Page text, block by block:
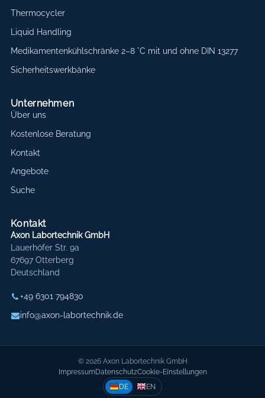
Thermocycler
Liquid Handling
Medikamentenkühlschränke 2–8 °C mit und ohne DIN 13277
Sicherheitswerkbänke
Unternehmen
Über uns
Kostenlose Beratung
Kontakt
Angebote
Suche
Kontakt
Axon Labortechnik GmbH
Lauerhöfer Str. 9a
67697 Otterberg
Deutschland
+49 6301 794830
info@axon-labortechnik.de
© 2026 Axon Labortechnik GmbH
ImpressumDatenschutzCookie-Einstellungen
DE
EN